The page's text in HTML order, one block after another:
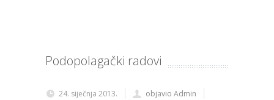
Podopolagački radovi
24. siječnja 2013.
objavio Admin